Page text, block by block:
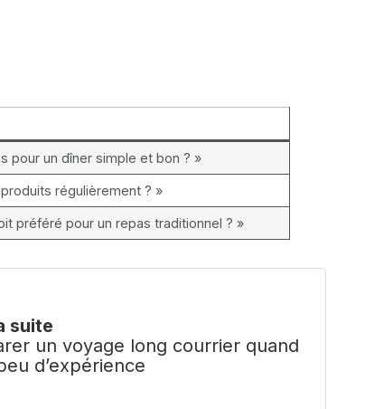
pour un dîner simple et bon ? »
régulièrement ? »
préféré pour un repas traditionnel ? »
suite
un voyage long courrier quand
d’expérience